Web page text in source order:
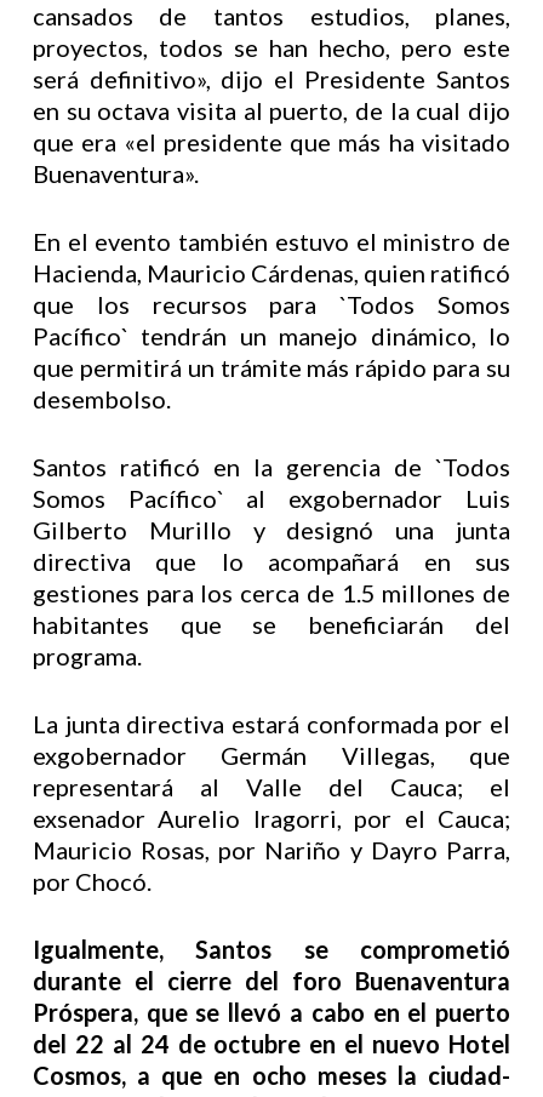
cansados de tantos estudios, planes,
proyectos, todos se han hecho, pero este
será definitivo», dijo el Presidente Santos
en su octava visita al puerto, de la cual dijo
que era «el presidente que más ha visitado
Buenaventura».
En el evento también estuvo el ministro de
Hacienda, Mauricio Cárdenas, quien ratificó
que los recursos para `Todos Somos
Pacífico` tendrán un manejo dinámico, lo
que permitirá un trámite más rápido para su
desembolso.
Santos ratificó en la gerencia de `Todos
Somos Pacífico` al exgobernador Luis
Gilberto Murillo y designó una junta
directiva que lo acompañará en sus
gestiones para los cerca de 1.5 millones de
habitantes que se beneficiarán del
programa.
La junta directiva estará conformada por el
exgobernador Germán Villegas, que
representará al Valle del Cauca; el
exsenador Aurelio Iragorri, por el Cauca;
Mauricio Rosas, por Nariño y Dayro Parra,
por Chocó.
Igualmente, Santos se comprometió
durante el cierre del foro Buenaventura
Próspera, que se llevó a cabo en el puerto
del 22 al 24 de octubre en el nuevo Hotel
Cosmos, a que en ocho meses la ciudad-